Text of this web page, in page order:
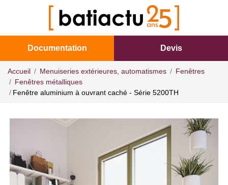
Documentation Devis
Accueil Menuiseries extérieures, automatismes
Fenêtres
Fenêtres métalliques
Fenêtre aluminium à ouvrant caché - Série 5200TH